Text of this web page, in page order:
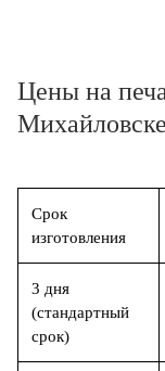
Цены на
Михайловске
Срок
изготовления
3 дня
(стандартный
срок)